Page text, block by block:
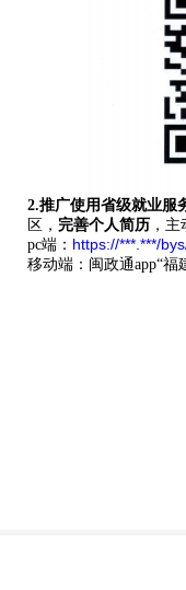
2.推广使用省级就业服
区， 完善个人简历 ，主
pc端： https://***.***/
移动端：闽政通app“福